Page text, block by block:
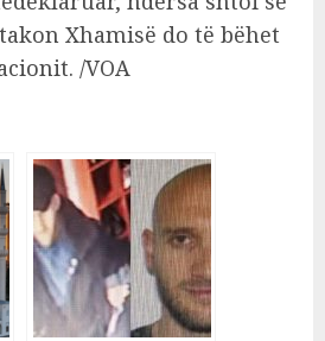
Xhamisë do të bëhet
/VOA